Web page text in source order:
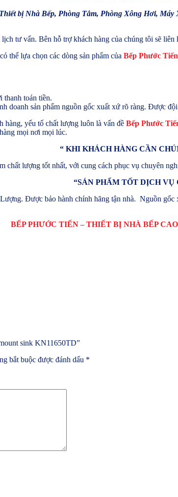
Thiết bị Nhà Bếp, Phòng Tắm, Phòng Xông Hơi, Máy
tư vấn. Bên hỗ trợ khách hàng của chúng tôi sẽ liên
thể lựa chọn các dòng sản phẩm của Bếp Phước Tiến
thanh toán tiền.
doanh sản phẩm nguồn gốc xuất xứ rõ ràng. Được
yếu tố chất lượng luôn là vấn đề Bếp Phước
mọi nơi mọi lúc.
“KHI KHÁCH HÀNG CẦN
chất lượng tốt nhất, với cung cách phục vụ chuyên
“SẢN PHẨM TỐT DỊCH VỤ
Được bảo hành chính hãng tận nhà. Nguồn
BẾP PHƯỚC TIẾN – THIẾT BỊ NHÀ BẾP
sink KN11650TD”
bắt buộc được đánh dấu *